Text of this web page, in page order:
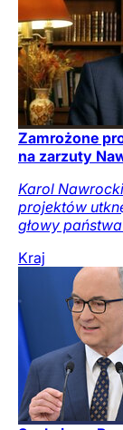
Zamrożone
na zarzuty
Karol
projektów
głowy
Kraj